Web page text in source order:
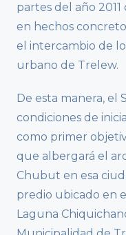
partes del año
en hechos
el intercambio de
urbano de Trelew.
De esta manera, el
condiciones de
como primer
que albergará el
Chubut en esa
predio ubicado en
Laguna